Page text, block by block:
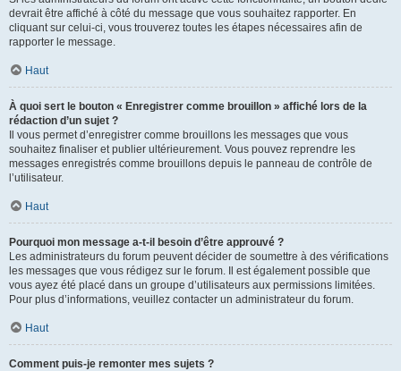
devrait être affiché à côté du message que vous souhaitez rapporter. En
cliquant sur celui-ci, vous trouverez toutes les étapes nécessaires afin de
rapporter le message.
Haut
À quoi sert le bouton « Enregistrer comme brouillon » affiché lors de la
rédaction d’un sujet ?
Il vous permet d’enregistrer comme brouillons les messages que vous
souhaitez finaliser et publier ultérieurement. Vous pouvez reprendre les
messages enregistrés comme brouillons depuis le panneau de contrôle de
l’utilisateur.
Haut
Pourquoi mon message a-t-il besoin d’être approuvé ?
Les administrateurs du forum peuvent décider de soumettre à des vérifications
les messages que vous rédigez sur le forum. Il est également possible que
vous ayez été placé dans un groupe d’utilisateurs aux permissions limitées.
Pour plus d’informations, veuillez contacter un administrateur du forum.
Haut
Comment puis-je remonter mes sujets ?